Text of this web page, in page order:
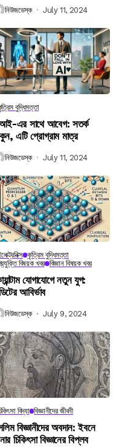
নিউজডেস্ক July 11, 2024
বুদ্ধিমত্তা
এর সাথে আবেগ: সতর্ক
এটি প্রোগ্রাম মাত্র
নিউজডেস্ক July 11, 2024
কৃত্রিম বুদ্ধিমত্তা
বিষয়ক খবর বিজ্ঞান বিষয়ক খবর
যোগাযোগে নতুন যুগ:
আবির্ভাব
নিউজডেস্ক July 9, 2024
বিদ্যা বিজ্ঞানীদের জীবনী
বিজ্ঞানীদের অবদান: ইবনে
চিকিৎসা বিজ্ঞানের বিপ্লব